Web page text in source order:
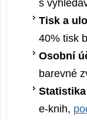
s
Tisk a
40% tisk
Osobní
barevné
e-knih,